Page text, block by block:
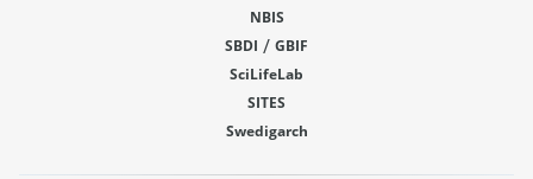
NBIS
SBDI / GBIF
SciLifeLab
SITES
Swedigarch